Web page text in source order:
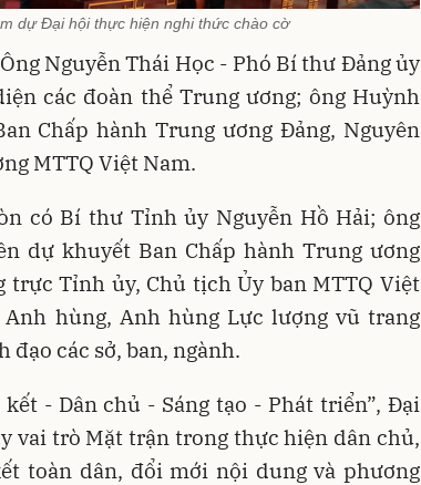
dự Đại hội thực hiện nghi thức chào cờ
Nguyễn Thái Học - Phó Bí thư Đảng ủy
các đoàn thể Trung ương; ông Huỳnh
Chấp hành Trung ương Đảng, Nguyên
MTTQ Việt Nam.
có Bí thư Tỉnh ủy Nguyễn Hồ Hải; ông
dự khuyết Ban Chấp hành Trung ương
trực Tỉnh ủy, Chủ tịch Ủy ban MTTQ Việt
hùng, Anh hùng Lực lượng vũ trang
đạo các sở, ban, ngành.
- Dân chủ - Sáng tạo - Phát triển”, Đại
vai trò Mặt trận trong thực hiện dân chủ,
toàn dân, đổi mới nội dung và phương